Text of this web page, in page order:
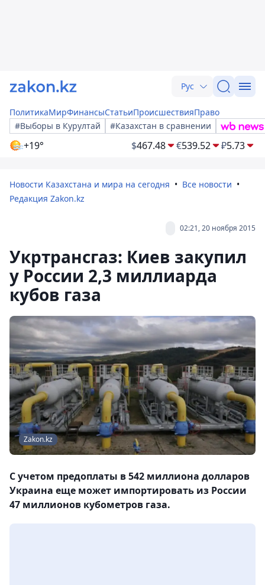
Рус
ПолитикаМирФинансыСтатьиПроисшествияПраво
#Выборы в Курултай
#Казахстан в сравнении
+19° $467.48 €539.52 ₽5.73
Новости Казахстана и мира на сегодня
Все новости
Редакция Zakon.kz
02:21, 20 ноября 2015
Укртрансгаз: Киев закупил
у России 2,3 миллиарда
кубов газа
Zakon.kz
С учетом предоплаты в 542 миллиона долларов
Украина еще может импортировать из России
47 миллионов кубометров газа.